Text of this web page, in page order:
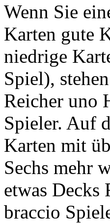
Wenn Sie
Karten gute
niedrige
Spiel),
Reicher uno
Spieler. Auf
Karten mit
Sechs mehr
etwas Decks
braccio